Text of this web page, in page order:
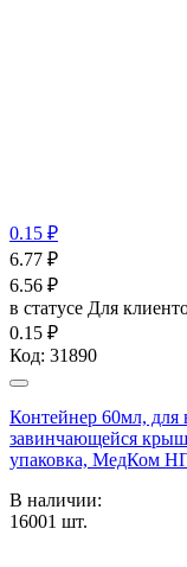
0.15 ₽
6.77 ₽
6.56 ₽
в статусе Для
0.15 ₽
Код: 31890
Контейнер 60мл, для
завинчающейся
упаковка, МедКом
В наличии:
16001 шт.